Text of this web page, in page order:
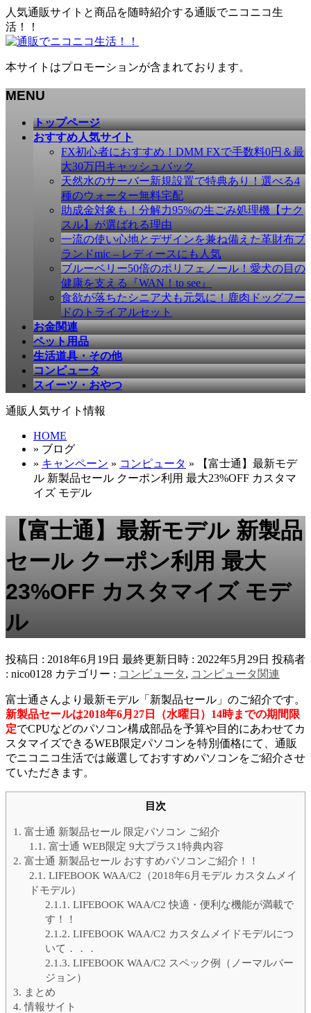
人気通販サイトと商品を随時紹介する通販でニコニコ生
活！！
本サイトはプロモーションが含まれております。
MENU
トップページ
おすすめ人気サイト
FX初心者におすすめ！DMM FXで手数料0円＆最
大30万円キャッシュバック
天然水のサーバー新規設置で特典あり！選べる4
種のウォーター無料宅配
助成金対象も！分解力95%の生ごみ処理機【ナク
スル】が選ばれる理由
一流の使い心地とデザインを兼ね備えた革財布ブ
ランドmic – レディースにも人気
ブルーベリー50倍のポリフェノール！愛犬の目の
健康を支える『WAN！to see』
食欲が落ちたシニア犬も元気に！鹿肉ドッグフー
ドのトライアルセット
お金関連
ペット用品
生活道具・その他
コンピュータ
スイーツ・おやつ
通販人気サイト情報
HOME
» ブログ
» キャンペーン » コンピュータ » 【富士通】最新モデ
ル 新製品セール クーポン利用 最大23%OFF カスタマ
イズ モデル
【富士通】最新モデル 新製品
セール クーポン利用 最大
23%OFF カスタマイズ モデ
ル
投稿日 : 2018年6月19日 最終更新日時 : 2022年5月29日 投稿者
: nico0128 カテゴリー : コンピュータ , コンピュータ関連
富士通 さんより最新モデル「新製品セール」のご紹介です。
新製品セールは2018年6月27日（水曜日）14時までの期間限
定でCPUなどのパソコン構成部品を予算や目的にあわせてカ
スタマイズできるWEB限定パソコンを特別価格にて、通販
でニコニコ生活では厳選しておすすめパソコンをご紹介させ
ていただきます。
目次
1. 富士通 新製品セール 限定パソコン ご紹介
1.1. 富士通 WEB限定 9大プラス1特典内容
2. 富士通 新製品セール おすすめパソコンご紹介！！
2.1. LIFEBOOK WAA/C2（2018年6月モデル カスタムメイ
ドモデル）
2.1.1. LIFEBOOK WAA/C2 快適・便利な機能が満載で
す！！
2.1.2. LIFEBOOK WAA/C2 カスタムメイドモデルにつ
いて．．．
2.1.3. LIFEBOOK WAA/C2 スペック例（ノーマルバー
ジョン）
3. まとめ
4. 情報サイト